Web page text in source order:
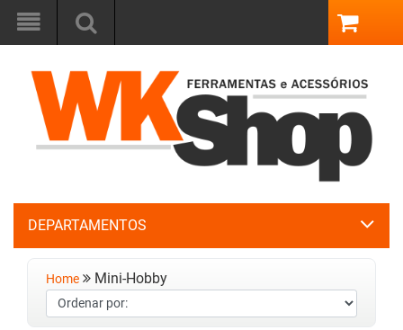
DEPARTAMENTOS
Home Mini-Hobby